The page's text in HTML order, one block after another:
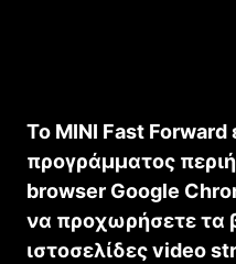
To MINI Fast Forward
προγράμματος
browser Google
να προχωρήσετε τα
ιστοσελίδες video